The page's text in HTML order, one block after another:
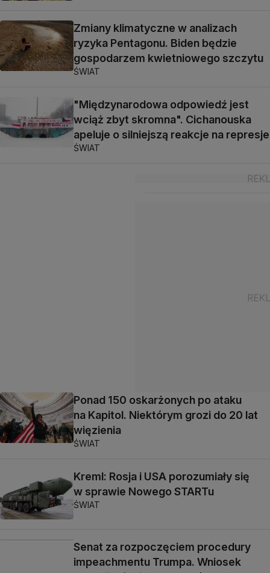
Zmiany klimatyczne w analizach
ryzyka Pentagonu. Biden będzie
gospodarzem kwietniowego szczytu
ŚWIAT
"Międzynarodowa odpowiedź jest
wciąż zbyt skromna". Cichanouska
apeluje o silniejszą reakcje na represje
ŚWIAT
Ponad 150 oskarżonych po ataku
na Kapitol. Niektórym grozi do 20 lat
więzienia
ŚWIAT
Kreml: Rosja i USA porozumiały się
w sprawie Nowego STARTu
ŚWIAT
Senat za rozpoczęciem procedury
impeachmentu Trumpa. Wniosek